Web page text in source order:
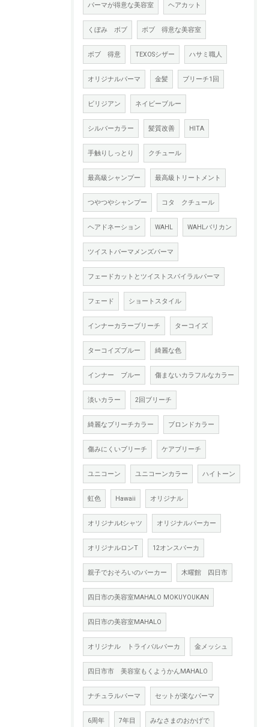
パーマが得意な美容室 ヘアカット
くぼみ ボブ ボブ 得意な美容室
ボブ 得意 TEXOSシザー ハサミ職人
オリジナルパーマ 金髪 ブリーチ1回
ビリジアン ネイビーブルー
シルバーカラー 髪質改善 HITA
手触りしっとり クチュール
最高級シャンプー 最高級トリートメント
つやつやシャンプー コタ クチュール
ヘアドネーション WAHL WAHLバリカン
ツイストパーマメンズパーマ
フェードカットとツイストスパイラルパーマ
フェード ショートスタイル
インナーカラーブリーチ ターコイズ
ターコイズブルー 綺麗な色
インナー ブルー 傷まないカラフルなカラー
淡いカラー 2回ブリーチ
綺麗なブリーチカラー ブロンドカラー
傷みにくいブリーチ ケアブリーチ
ユニコーン ユニコーンカラー ハイトーン
虹色 Hawaii オリジナル
オリジナルtシャツ オリジナルパーカー
オリジナルロンT 12オンスパーカ
親子でおそろいのパーカー 木曜館 四日市
四日市の美容室MAHALO MOKUYOUKAN
四日市の美容室MAHALO
オリジナル トライバルパーカ 金メッシュ
四日市市 美容室もくようかんMAHALO
ナチュラルパーマ セットが楽なパーマ
6周年 7年目 みなさまのおかげで